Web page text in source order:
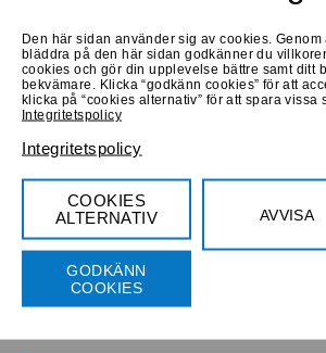
Progressiva
Bifokala
Låna hem
Small
Den här sidan använder sig av cookies. Genom
bläddra på den här sidan godkänner du
cookies och gör din upplevelse bättre samt ditt
bekvämare. Klicka “godkänn cookies” för att
klicka på “cookies alternativ” för att spara vissa
Integritetspolicy
Integritetspolicy
COOKIES
ALTERNATIV
AVVISA
GODKÄNN
COOKIES